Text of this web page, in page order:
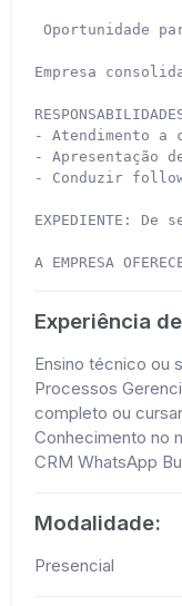
Oportunidade
Empresa
- Atendimento a
- Apresentação
- Conduzir
EXPEDIENTE:
A EMPRESA
Experiência
Ensino técnico ou
Processos
completo ou
Conhecimento no
CRM WhatsApp
Modalidade:
Presencial